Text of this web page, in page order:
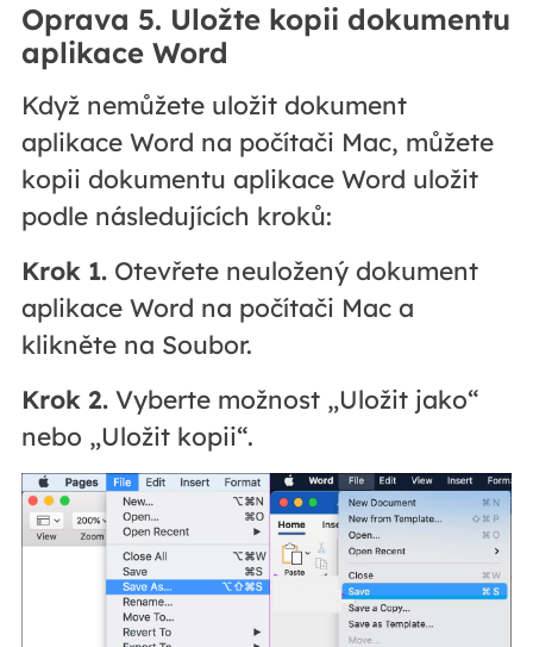
Oprava 5. Uložte kopii dokumentu
aplikace Word
Když nemůžete uložit dokument
aplikace Word na počítači Mac, můžete
kopii dokumentu aplikace Word uložit
podle následujících kroků:
Krok 1.Otevřete neuložený dokument
aplikace Word na počítači Mac a
klikněte na Soubor.
Krok 2.Vyberte možnost „Uložit jako“
nebo „Uložit kopii“.